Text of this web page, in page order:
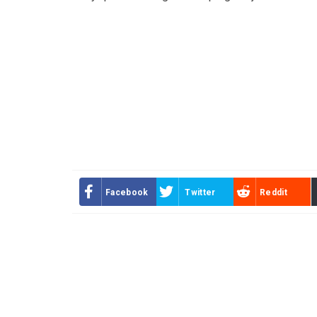
Facebook Twitter Reddit